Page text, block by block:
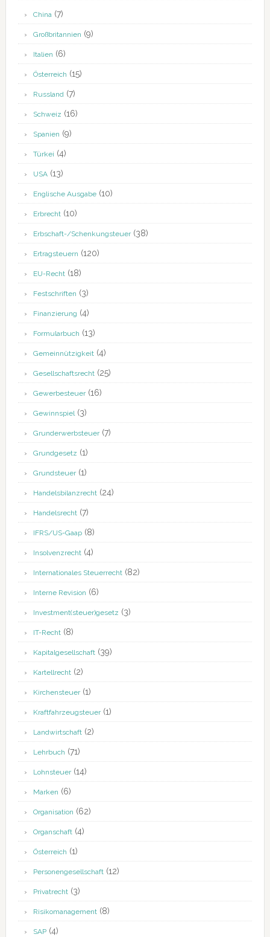
China(7)
Großbritannien (9)
Italien (6)
Österreich (15)
Russland(7)
Schweiz (16)
Spanien (9)
Türkei (4)
USA(13)
Englische Ausgabe(10)
Erbrecht(10)
Erbschaft-/Schenkungsteuer(38)
Ertragsteuern (120)
EU-Recht(18)
Festschriften (3)
Finanzierung (4)
Formularbuch (13)
Gemeinnützigkeit(4)
Gesellschaftsrecht(25)
Gewerbesteuer(16)
Gewinnspiel(3)
Grunderwerbsteuer(7)
Grundgesetz (1)
Grundsteuer(1)
Handelsbilanzrecht(24)
Handelsrecht(7)
IFRS/US-Gaap(8)
Insolvenzrecht(4)
Internationales Steuerrecht(82)
Interne Revision (6)
Investment(steuer)gesetz (3)
IT-Recht(8)
Kapitalgesellschaft(39)
Kartellrecht(2)
Kirchensteuer(1)
Kraftfahrzeugsteuer(1)
Landwirtschaft(2)
Lehrbuch (71)
Lohnsteuer(14)
Marken (6)
Organisation (62)
Organschaft(4)
Österreich (1)
Personengesellschaft(12)
Privatrecht(3)
Risikomanagement(8)
SAP(4)